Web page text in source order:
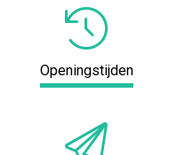
Openingstijden